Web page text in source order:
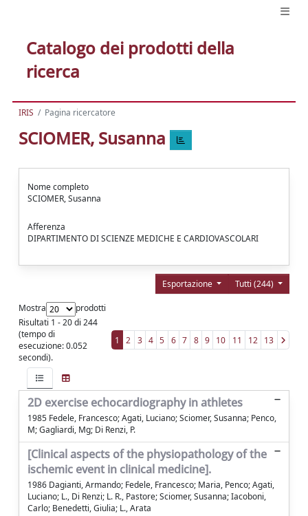
Catalogo dei prodotti della
ricerca
IRIS Pagina ricercatore
SCIOMER, Susanna
Nome completo
SCIOMER, Susanna
Afferenza
DIPARTIMENTO DI SCIENZE MEDICHE E CARDIOVASCOLARI
Tutti (244)
Esportazione
Mostra
prodotti
Risultati 1 - 20 di 244
(tempo di
esecuzione: 0.052
secondi).
1 2 3 4 5 6 7 8 9 10 11 12 13
2D exercise echocardiography in athletes
1985 Fedele, Francesco; Agati, Luciano; Sciomer, Susanna; Penco,
M; Gagliardi, Mg; Di Renzi, P.
[Clinical aspects of the physiopathology of the
ischemic event in clinical medicine].
1986 Dagianti, Armando; Fedele, Francesco; Maria, Penco; Agati,
Luciano; L., Di Renzi; L. R., Pastore; Sciomer, Susanna; Iacoboni,
Carlo; Benedetti, Giulia; L., Arata